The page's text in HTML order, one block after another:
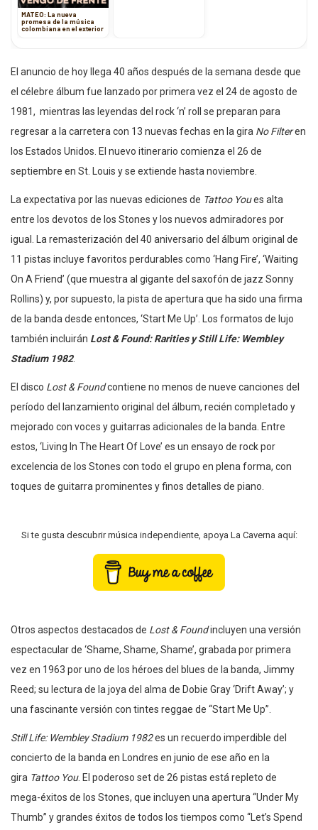
MATEO: La nueva
promesa de la música
colombiana en el exterior
El anuncio de hoy llega 40 años después de la semana desde que
el célebre álbum fue lanzado por primera vez el 24 de agosto de
1981, mientras las leyendas del rock ‘n’ roll se preparan para
regresar a la carretera con 13 nuevas fechas en la gira No Filteren
los Estados Unidos. El nuevo itinerario comienza el 26 de
septiembre en St. Louis y se extiende hasta noviembre.
La expectativa por las nuevas ediciones de Tattoo Youes alta
entre los devotos de los Stones y los nuevos admiradores por
igual. La remasterización del 40 aniversario del álbum original de
11 pistas incluye favoritos perdurables como ‘Hang Fire’, ‘Waiting
On A Friend’ (que muestra al gigante del saxofón de jazz Sonny
Rollins) y, por supuesto, la pista de apertura que ha sido una firma
de la banda desde entonces, ‘Start Me Up’. Los formatos de lujo
también incluirán Lost & Found: Rarities y Still Life: Wembley
Stadium 1982.
El disco Lost & Foundcontiene no menos de nueve canciones del
período del lanzamiento original del álbum, recién completado y
mejorado con voces y guitarras adicionales de la banda. Entre
estos, ‘Living In The Heart Of Love’ es un ensayo de rock por
excelencia de los Stones con todo el grupo en plena forma, con
toques de guitarra prominentes y finos detalles de piano.
Si te gusta descubrir música independiente, apoya La Caverna aquí:
Otros aspectos destacados de Lost & Foundincluyen una versión
espectacular de ‘Shame, Shame, Shame’, grabada por primera
vez en 1963 por uno de los héroes del blues de la banda, Jimmy
Reed; su lectura de la joya del alma de Dobie Gray ‘Drift Away’; y
una fascinante versión con tintes reggae de “Start Me Up”.
Still Life: Wembley Stadium 1982es un recuerdo imperdible del
concierto de la banda en Londres en junio de ese año en la
gira Tattoo You. El poderoso set de 26 pistas está repleto de
mega-éxitos de los Stones, que incluyen una apertura “Under My
Thumb” y grandes éxitos de todos los tiempos como “Let’s Spend